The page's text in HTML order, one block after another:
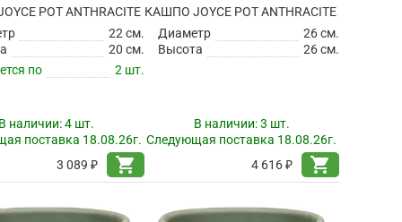
POT ANTHRACITE
22 см.
20 см.
по
2 шт.
наличии:4 шт.
поставка 18.08.26г.
3 089 ₽
shopping_cart
КАШПО JOYCE POT ANTHRACITE
Диаметр
26 см.
Высота
26 см.
В наличии:3 шт.
Следующая поставка 18.08.26г.
4 616 ₽
shopping_cart